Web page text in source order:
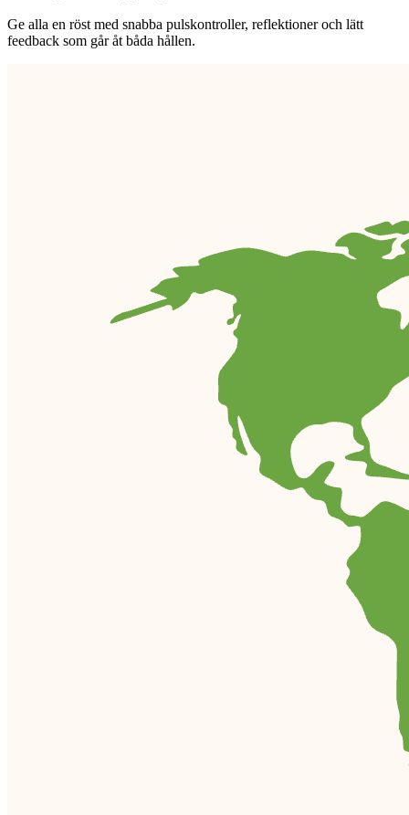
Ge alla en röst med snabba pulskontroller, reflektioner och lätt
feedback som går åt båda hållen.